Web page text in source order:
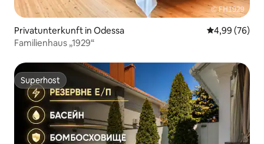
Privatunterkunft in Odessa
4,99 (76)
Familienhaus „1929“
Superhost
Superhost